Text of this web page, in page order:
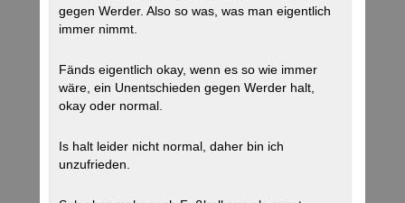
gegen Werder. Also so was, was man eigentlich
immer nimmt.
Fänds eigentlich okay, wenn es so wie immer
wäre, ein Unentschieden gegen Werder halt,
okay oder normal.
Is halt leider nicht normal, daher bin ich
unzufrieden.